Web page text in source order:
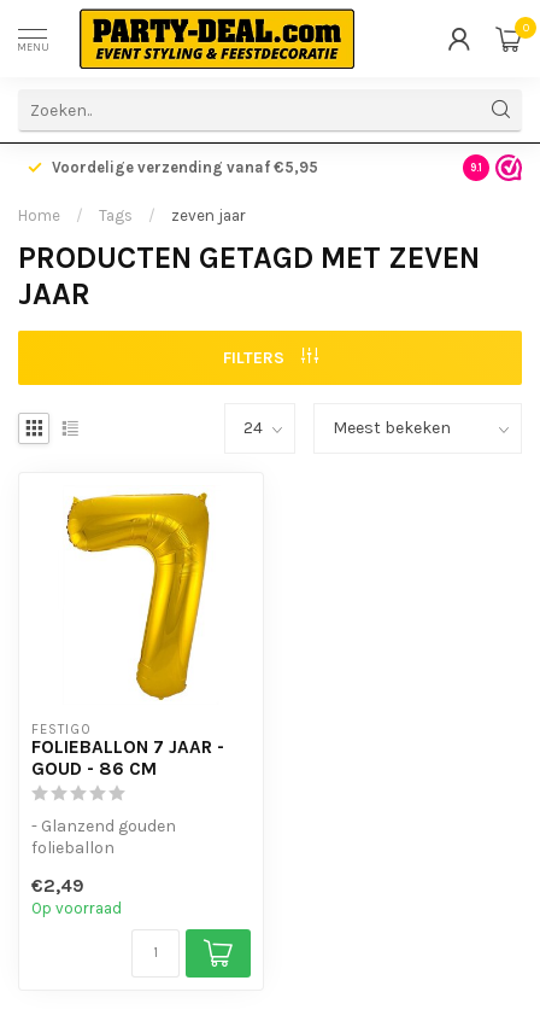
MENU
0
Voordelige verzending vanaf €5,95 Gratis
9.1
Home / Tags / zeven jaar
PRODUCTEN GETAGD MET ZEVEN
JAAR
FILTERS
FESTIGO
FOLIEBALLON 7 JAAR -
GOUD - 86 CM
- Glanzend gouden
folieballon
lucht
- Met oogjes om ...
€2,49
Op voorraad